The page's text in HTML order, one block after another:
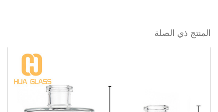
المنتج ذي الصلة